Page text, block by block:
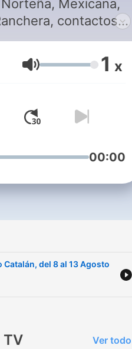
Mexicana,
contactos
+56993053920,
Volumen 1 x
00:00
del 8 al 13 Agosto
TV Ver todo